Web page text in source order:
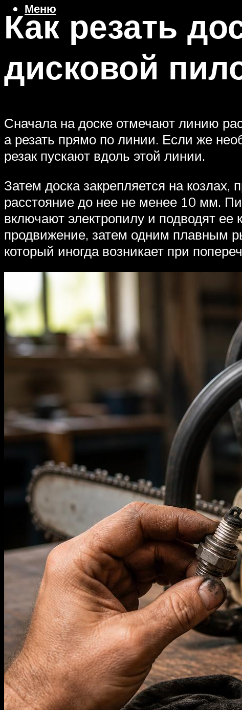
Меню
Как резать
дисковой
Сначала на доске отмечают линию
а резать прямо по линии. Если же
резак пускают вдоль этой линии.
Затем доска закрепляется на
расстояние до нее не менее 10 мм.
включают электропилу и подводят
продвижение, затем одним плавным
который иногда возникает при